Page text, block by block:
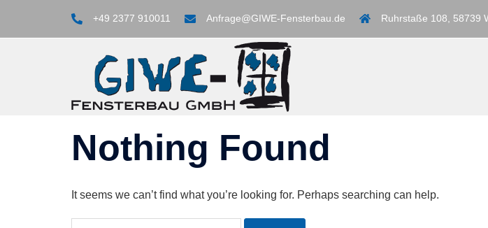
+49 2377 910011 Anfrage@GIWE-Fensterbau.de Ruhrstaße 108, 58739
Nothing Found
It seems we can’t find what you’re looking for. Perhaps searching can help.